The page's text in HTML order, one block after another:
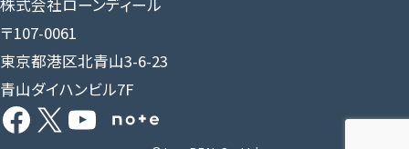
株式会社ローンディール
〒107-0061
東京都港区北青山3-6-23
青山ダイハンビル7F
Facebook
X YouTube
Share Icon